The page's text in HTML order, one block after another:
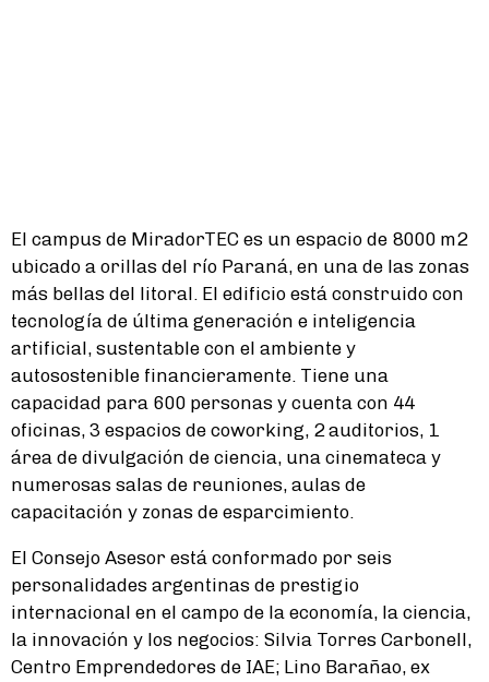
El campus de MiradorTEC es un espacio de 8000 m2
ubicado a orillas del río Paraná, en una de las zonas
más bellas del litoral. El edificio está construido con
tecnología de última generación e inteligencia
artificial, sustentable con el ambiente y
autosostenible financieramente. Tiene una
capacidad para 600 personas y cuenta con 44
oficinas, 3 espacios de coworking, 2 auditorios, 1
área de divulgación de ciencia, una cinemateca y
numerosas salas de reuniones, aulas de
capacitación y zonas de esparcimiento.
El Consejo Asesor está conformado por seis
personalidades argentinas de prestigio
internacional en el campo de la economía, la ciencia,
la innovación y los negocios: Silvia Torres Carbonell,
Centro Emprendedores de IAE; Lino Barañao, ex